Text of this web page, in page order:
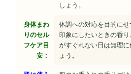
しょう。
身体まわ
りのセル
フケア目
安：
体調への対応を目的に
印象にしたいときの香
がすぐれない日は無理
ょう。